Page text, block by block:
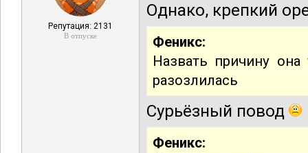
Репутация: 2131
В отпуске
Однако, крепкий
Феникс:
Назвать причину
разозлилась
Сурьёзный повод
Феникс: